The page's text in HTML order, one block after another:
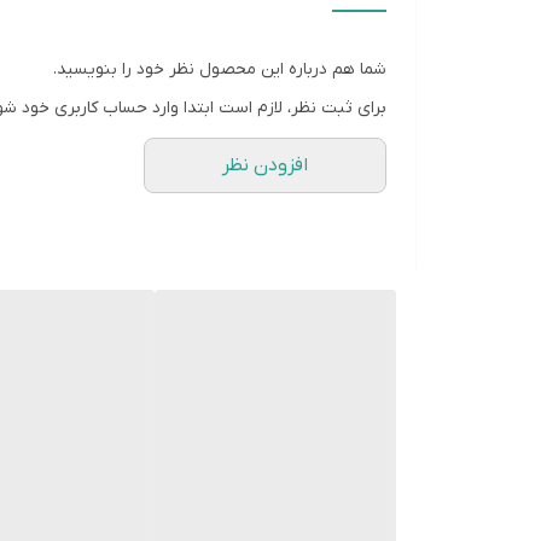
شما هم درباره این محصول نظر خود را بنویسید.
برای ثبت نظر، لازم است ابتدا وارد حساب کاربری خود
افزودن نظر